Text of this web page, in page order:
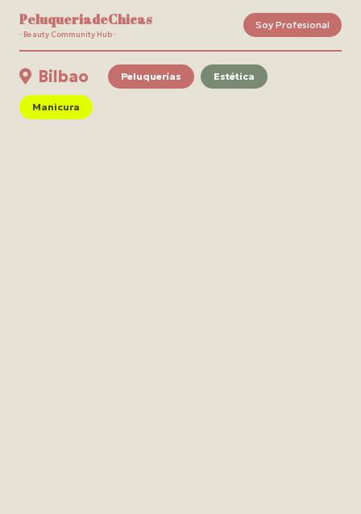
PeluqueriadeChicas
· Beauty Community Hub ·
Soy Profesional
Bilbao Peluquerías Estética
Manicura